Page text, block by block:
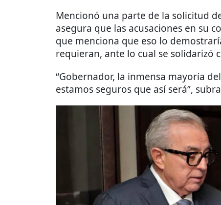
Mencionó una parte de la solicitud
asegura que las acusaciones en su
que menciona que eso lo
requieran, ante lo cual se solidarizó
“Gobernador, la inmensa mayoría
estamos seguros que así será”,